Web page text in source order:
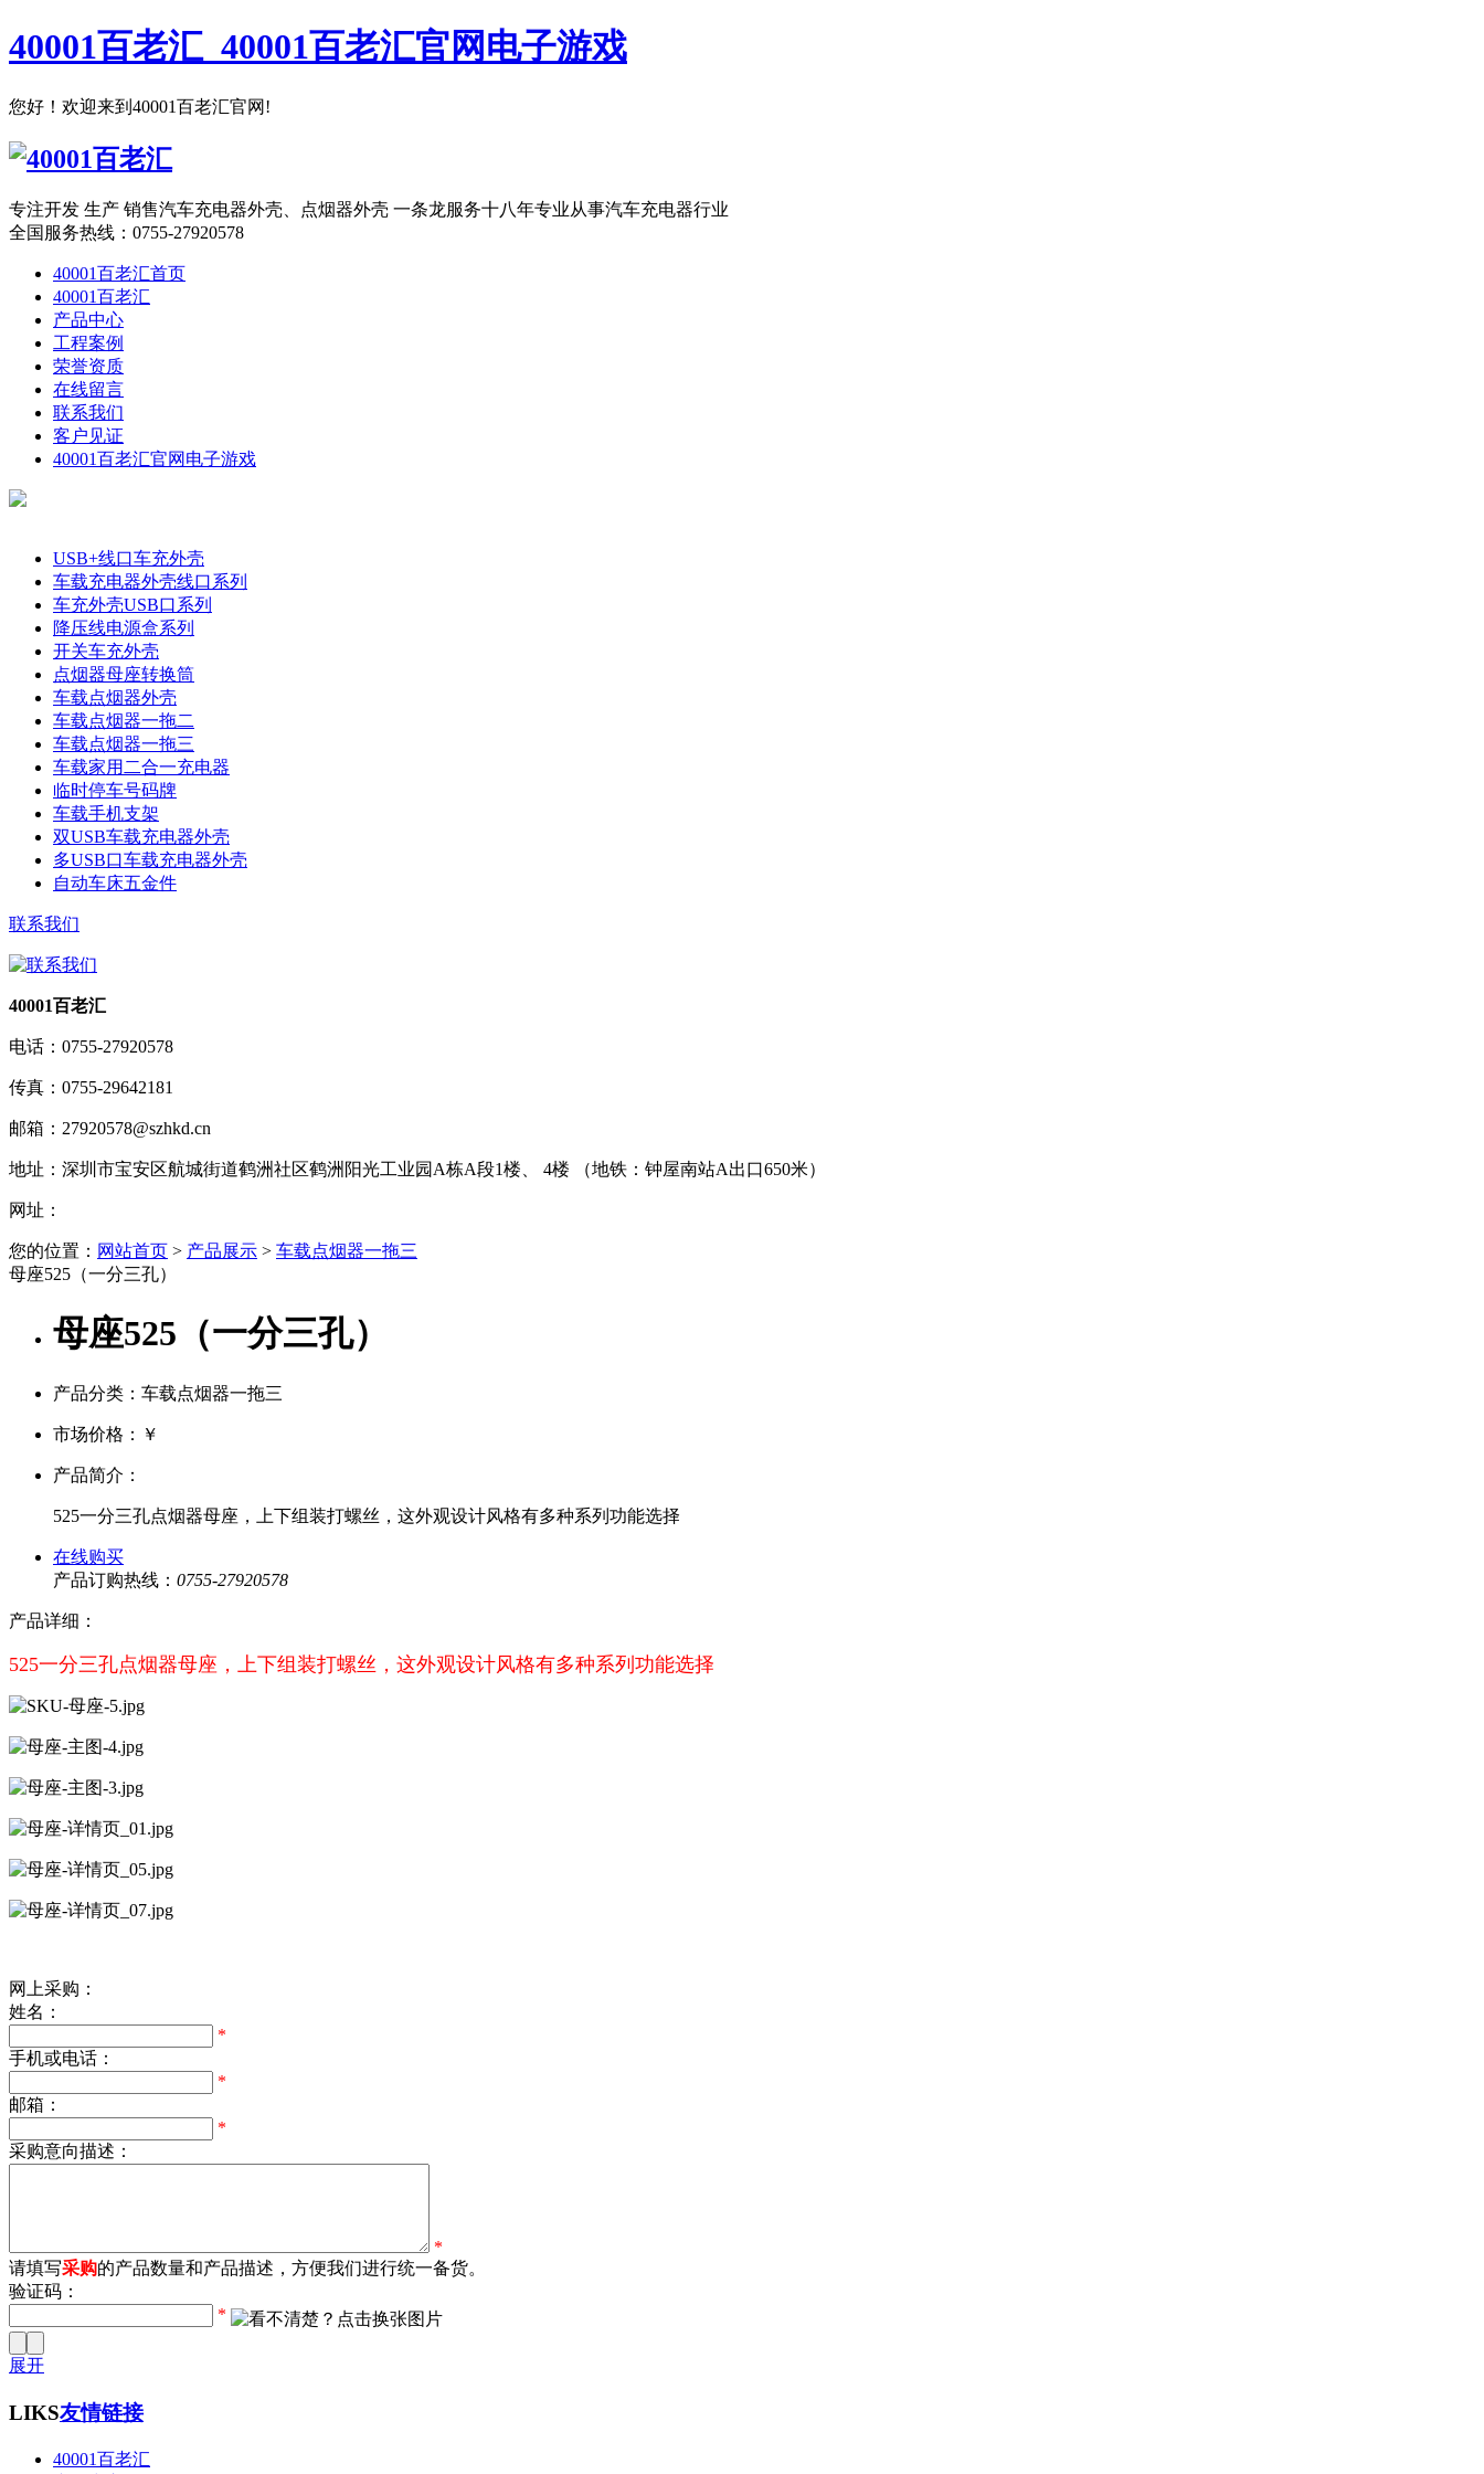
40001百老汇_40001百老汇官网电子游戏
您好！欢迎来到40001百老汇官网!
专注开发 生产 销售汽车充电器外壳、点烟器外壳 一条龙服务十八年专业从事汽车充电器行业
全国服务热线： 0755-27920578
40001百老汇首页
40001百老汇
产品中心
工程案例
荣誉资质
在线留言
联系我们
客户见证
40001百老汇官网电子游戏
USB+线口车充外壳
车载充电器外壳线口系列
车充外壳USB口系列
降压线电源盒系列
开关车充外壳
点烟器母座转换筒
车载点烟器外壳
车载点烟器一拖二
车载点烟器一拖三
车载家用二合一充电器
临时停车号码牌
车载手机支架
双USB车载充电器外壳
多USB口车载充电器外壳
自动车床五金件
联系我们
40001百老汇
电话： 0755-27920578
传真： 0755-29642181
邮箱： 27920578@szhkd.cn
地址： 深圳市宝安区航城街道鹤洲社区鹤洲阳光工业园A栋A段1楼、 4楼 （地铁：钟屋南站A出口650米）
网址：
您的位置： 网站首页 > 产品展示 > 车载点烟器一拖三
母座525（一分三孔）
母座525（一分三孔）
产品分类：车载点烟器一拖三
市场价格： ￥
产品简介：
525一分三孔点烟器母座，上下组装打螺丝，这外观设计风格有多种系列功能选择
在线购买
产品订购热线： 0755-27920578
产品详细：
525一分三孔点烟器母座，上下组装打螺丝，这外观设计风格有多种系列功能选择
网上采购：
姓名：
*
手机或电话：
*
邮箱：
*
采购意向描述：
*
请填写采购的产品数量和产品描述，方便我们进行统一备货。
验证码：
*
展开
LIKS友情链接
40001百老汇